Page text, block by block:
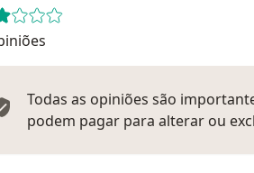
Todas as opiniões são
podem pagar para alterar ou